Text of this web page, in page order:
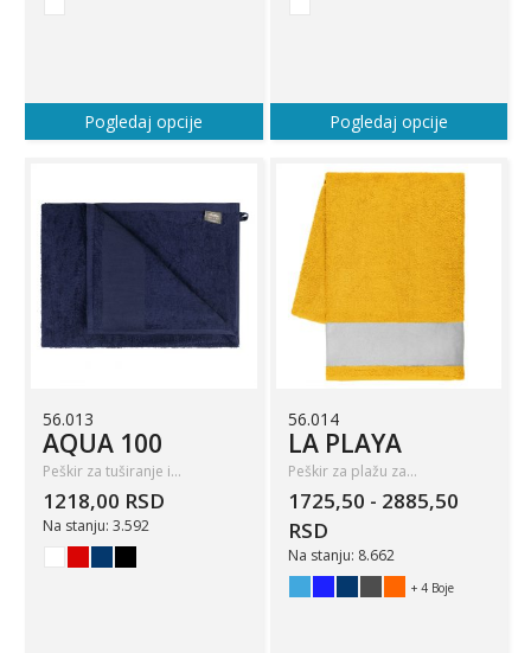
Pogledaj opcije Pogledaj opcije
56.013
AQUA 100
Peškir za tuširanje i…
1218,00 RSD
Na stanju: 3.592
56.014
LA PLAYA
Peškir za plažu za…
1725,50 - 2885,50
RSD
Na stanju: 8.662
+ 4 Boje